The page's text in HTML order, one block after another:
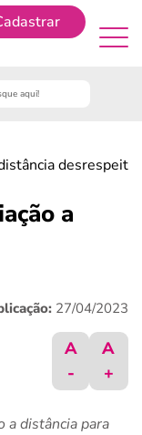
a
27/04/2023
A
-
A
+
a distância para